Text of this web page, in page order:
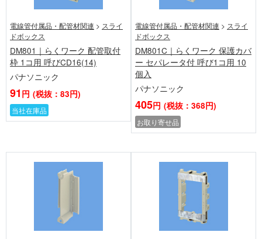
電線管付属品・配管材関連 > スライ
ドボックス
DM801｜らくワーク 配管取付
枠 1コ用 呼びCD16(14)
パナソニック
91 円 (税抜：83円)
当社在庫品
電線管付属品・配管材関連 > スライ
ドボックス
DM801C｜らくワーク 保護カバ
ー セパレータ付 呼び1コ用 10
個入
パナソニック
405円 (税抜：368円)
お取り寄せ品